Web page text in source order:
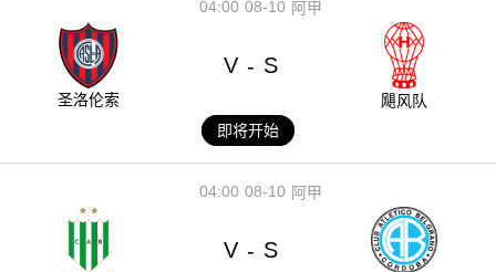
08-10
04:00 阿甲
圣洛伦索
V - S
飓风队
即将开始
08-10
04:00 阿甲
V - S